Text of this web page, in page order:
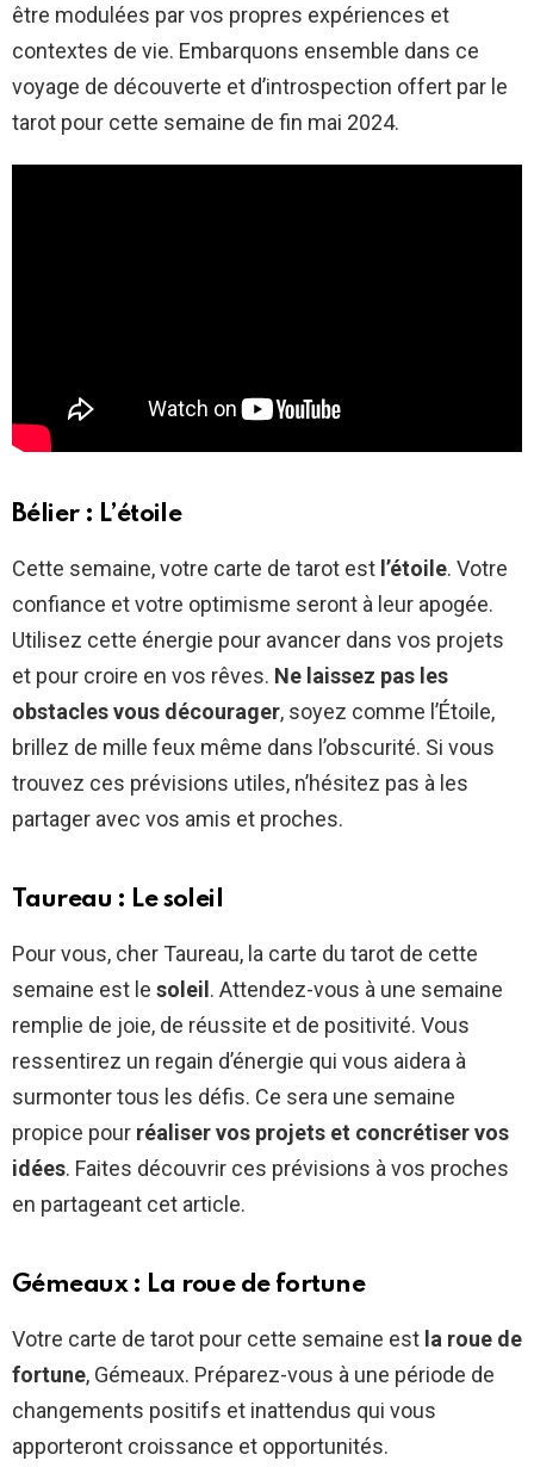
être modulées par vos propres expériences et
contextes de vie. Embarquons ensemble dans ce
voyage de découverte et d’introspection offert par le
tarot pour cette semaine de fin mai 2024.
Bélier : L’étoile
Cette semaine, votre carte de tarot est l’étoile. Votre
confiance et votre optimisme seront à leur apogée.
Utilisez cette énergie pour avancer dans vos projets
et pour croire en vos rêves. Ne laissez pas les
obstacles vous décourager, soyez comme l’Étoile,
brillez de mille feux même dans l’obscurité. Si vous
trouvez ces prévisions utiles, n’hésitez pas à les
partager avec vos amis et proches.
Taureau : Le soleil
Pour vous, cher Taureau, la carte du tarot de cette
semaine est le soleil. Attendez-vous à une semaine
remplie de joie, de réussite et de positivité. Vous
ressentirez un regain d’énergie qui vous aidera à
surmonter tous les défis. Ce sera une semaine
propice pour réaliser vos projets et concrétiser vos
idées. Faites découvrir ces prévisions à vos proches
en partageant cet article.
Gémeaux : La roue de fortune
Votre carte de tarot pour cette semaine est la roue de
fortune, Gémeaux. Préparez-vous à une période de
changements positifs et inattendus qui vous
apporteront croissance et opportunités.